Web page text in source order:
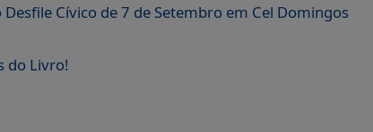
Cívico de 7 de Setembro em Cel Domingos
do Livro!